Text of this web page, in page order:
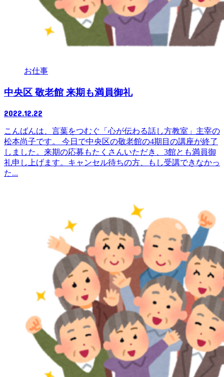
お仕事
中央区 敬老館 来期も満員御礼
2022.12.22
こんばんは、言葉をつむぐ「心が伝わる話し方教室」主宰の
松本尚子です。 今日で中央区の敬老館の4期目の講座が終了
しました。来期の応募もたくさんいただき、3館とも満員御
礼申し上げます。キャンセル待ちの方、もし受講できなかっ
た...